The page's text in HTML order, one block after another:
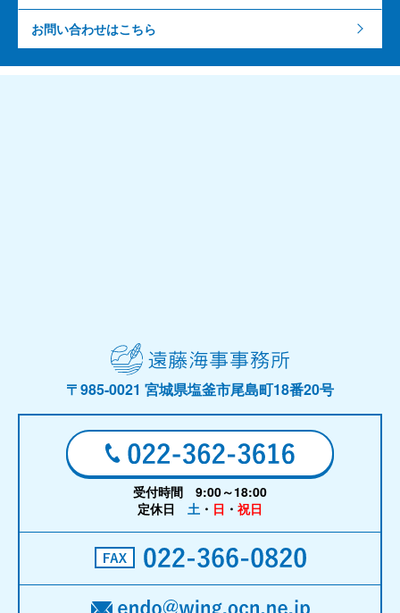
お問い合わせはこちら
〒985-0021 宮城県塩釜市尾島町18番20号
受付時間 9:00～18:00
定休日 土 ・ 日 ・ 祝日